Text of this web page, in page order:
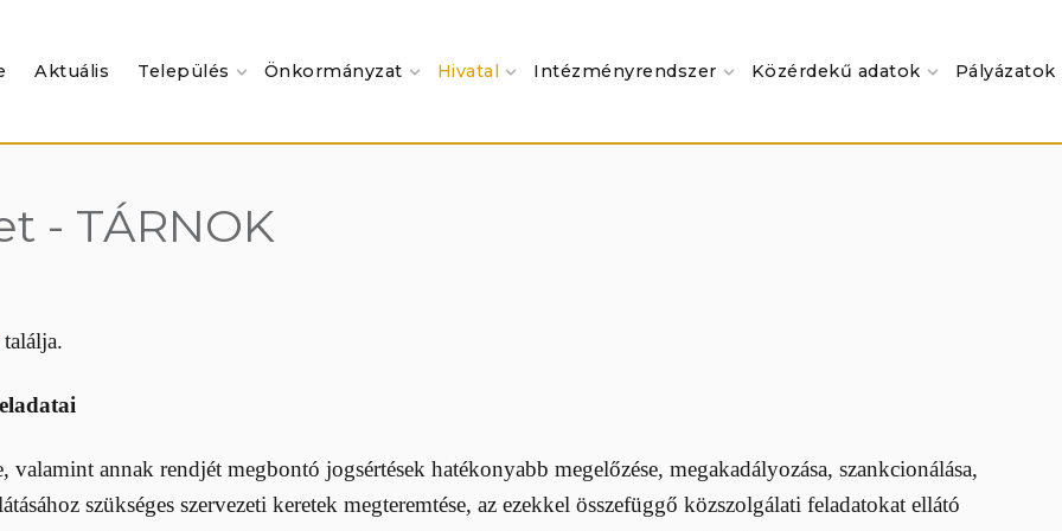
Aktuális Település Önkormányzat Hivatal Intézményrendszer Közérdekű adatok Pályázatok
- TÁRNOK
találja.
valamint annak rendjét megbontó jogsértések hatékonyabb megelőzése, megakadályozása, szankcionálása,
szükséges szervezeti keretek megteremtése, az ezekkel összefüggő közszolgálati feladatokat ellátó